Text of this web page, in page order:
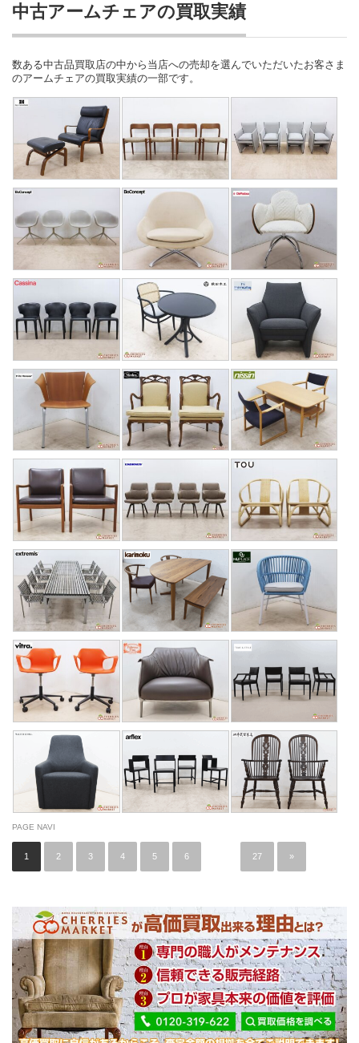
中古アームチェアの買取実績
数ある中古品買取店の中から当店への売却を選んでいただいたお客さま
のアームチェアの買取実績の一部です。
PAGE NAVI
1 2 3 4 5 6 27 »